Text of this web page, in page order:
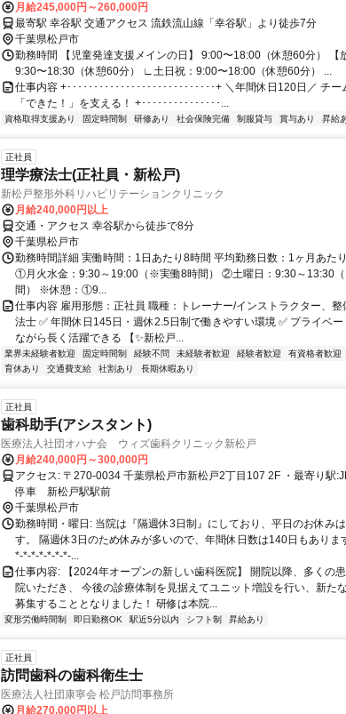
月給245,000円～260,000円
最寄駅 幸谷駅 交通アクセス 流鉄流山線「幸谷駅」より徒歩7分
千葉県松戸市
勤務時間 【児童発達支援メインの日】 9:00〜18:00（休憩60分） 【
9:30〜18:30（休憩60分） ∟土日祝：9:00〜18:00（休憩60分） ...
仕事内容 +････････････････････････････+ ＼年間休日120日／ チ
「できた！」を支える！ +･･･････････････...
資格取得支援あり 固定時間制 研修あり 社会保険完備 制服貸与 賞与あり 昇給
正社員
理学療法士(正社員・新松戸)
新松戸整形外科リハビリテーションクリニック
月給240,000円以上
交通・アクセス 幸谷駅から徒歩で8分
千葉県松戸市
勤務時間詳細 実働時間：1日あたり8時間 平均勤務日数：1ヶ月あた
①月火水金：9:30～19:00（※実働8時間） ②土曜日：9:30～13:30
間） ※休憩：①9...
仕事内容 雇用形態：正社員 職種：トレーナー/インストラクター、整
法士 ✅ 年間休日145日・週休2.5日制で働きやすい環境 ✅ プライベー
ながら長く活躍できる 【✨新松戸...
業界未経験者歓迎 固定時間制 経験不問 未経験者歓迎 経験者歓迎 有資格者歓迎
育休あり
交通費支給 社割あり 長期休暇あり
正社員
歯科助手(アシスタント)
医療法人社団オハナ会 ウィズ歯科クリニック新松戸
月給240,000円～300,000円
アクセス: 〒270-0034 千葉県松戸市新松戸2丁目107 2F ・最寄り駅:JR常磐線各駅
停車 新松戸駅駅前
千葉県松戸市
勤務時間・曜日: 当院は『隔週休3日制』にしており、平日のお休み
す。 隔週休3日のため休みが多いので、年間休日数は140日もありま
*-*-*-*-*-*-*-...
仕事内容: 【2024年オープンの新しい歯科医院】 開院以降、多くの
院いただき、 今後の診療体制を見据えてユニット増設を行い、新た
募集することとなりました！ 研修は本院...
変形労働時間制 即日勤務OK 駅近5分以内 シフト制 昇給あり
正社員
訪問歯科の歯科衛生士
医療法人社団康寧会 松戸訪問事務所
月給270,000円以上